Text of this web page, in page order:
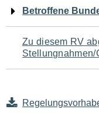
Betroffene
Zu diesem RV
Stellungnahmen/